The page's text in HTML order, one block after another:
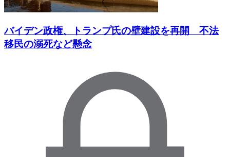
バイデン政権、トランプ氏の壁建設を再開 不法
移民の溺死など懸念